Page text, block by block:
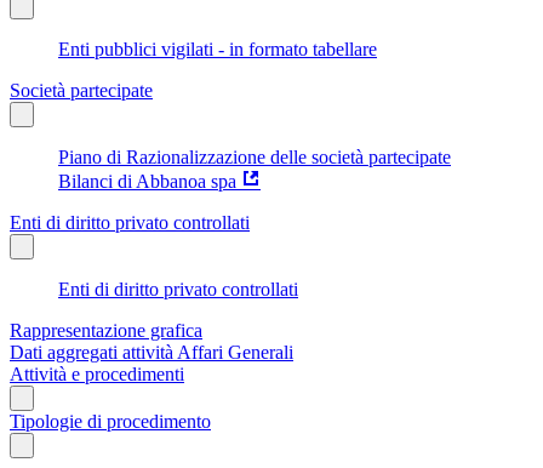
Enti pubblici vigilati - in formato tabellare
Società partecipate
Piano di Razionalizzazione delle società partecipate
Bilanci di Abbanoa spa
Enti di diritto privato controllati
Enti di diritto privato controllati
Rappresentazione grafica
Dati aggregati attività Affari Generali
Attività e procedimenti
Tipologie di procedimento